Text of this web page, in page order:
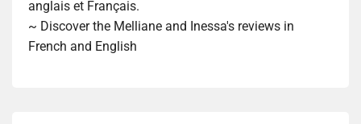
anglais et Français.
~ Discover the Melliane and Inessa's reviews in
French and English